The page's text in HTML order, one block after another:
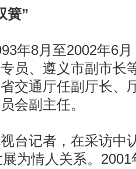
簧”
8月至2002年6月
员、遵义市副市长
交通厅任副厅长、
会副主任。
记者，在采访中
为情人关系。